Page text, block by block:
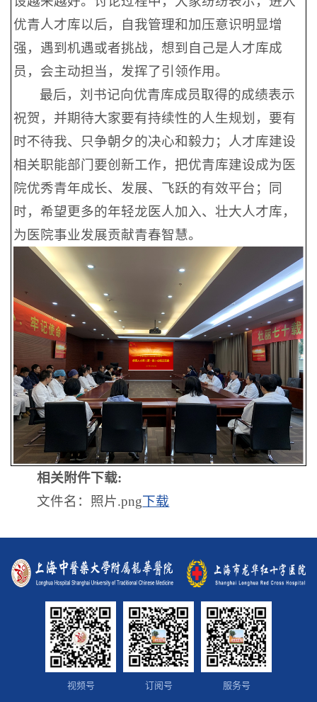
优青人才库以后，自我管理和加压意识明显增
强，遇到机遇或者挑战，想到自己是人才库成
员，会主动担当，发挥了引领作用。
最后，刘书记向优青库成员取得的成绩表示
祝贺，并期待大家要有持续性的人生规划，要有
时不待我、只争朝夕的决心和毅力；人才库建设
相关职能部门要创新工作，把优青库建设成为医
院优秀青年成长、发展、飞跃的有效平台；同
时，希望更多的年轻龙医人加入、壮大人才库，
为医院事业发展贡献青春智慧。
相关附件下载:
文件名：照片.png下载
视频号 订阅号 服务号